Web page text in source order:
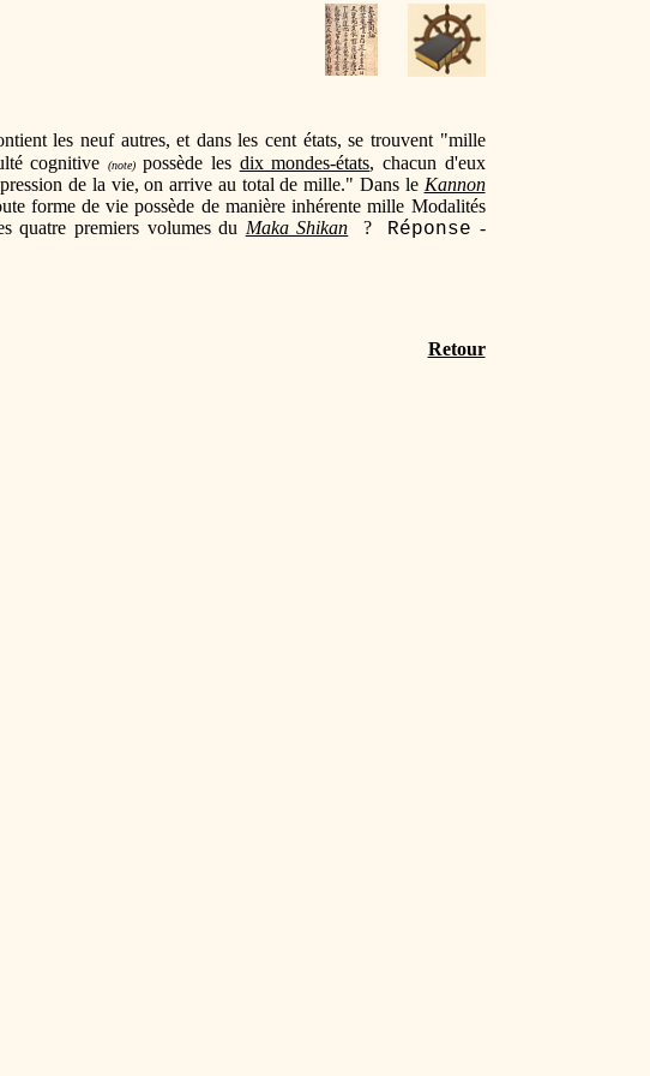
les neuf autres, et dans les cent états, se trouvent "mille
cognitive (note)possède les dix mondes-états, chacun d'eux
de la vie, on arrive au total de mille." Dans le Kannon
forme de vie possède de manière inhérente mille Modalités
quatre premiers volumes du Maka Shikan ? Réponse -
Retour